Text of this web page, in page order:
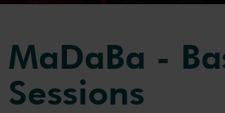
MaDaBa -
Sessions